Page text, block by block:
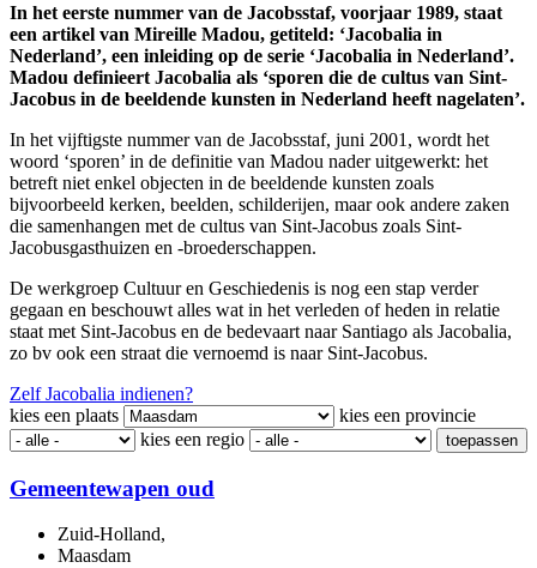
In het eerste nummer van de Jacobsstaf, voorjaar 1989, staat
een artikel van Mireille Madou, getiteld: ‘Jacobalia in
Nederland’, een inleiding op de serie ‘Jacobalia in Nederland’.
Madou definieert Jacobalia als ‘sporen die de cultus van Sint-
Jacobus in de beeldende kunsten in Nederland heeft nagelaten’.
In het vijftigste nummer van de Jacobsstaf, juni 2001, wordt het
woord ‘sporen’ in de definitie van Madou nader uitgewerkt: het
betreft niet enkel objecten in de beeldende kunsten zoals
bijvoorbeeld kerken, beelden, schilderijen, maar ook andere zaken
die samenhangen met de cultus van Sint-Jacobus zoals Sint-
Jacobusgasthuizen en -broederschappen.
De werkgroep Cultuur en Geschiedenis is nog een stap verder
gegaan en beschouwt alles wat in het verleden of heden in relatie
staat met Sint-Jacobus en de bedevaart naar Santiago als Jacobalia,
zo bv ook een straat die vernoemd is naar Sint-Jacobus.
Zelf Jacobalia indienen?
kies een plaats
kies een provincie
kies een regio
toepassen
Gemeentewapen oud
Zuid-Holland,
Maasdam